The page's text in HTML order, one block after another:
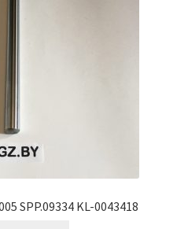
SPP.09334 KL-0043418